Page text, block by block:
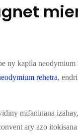
ny kapila
rehetra,
mifaninana
ary azo